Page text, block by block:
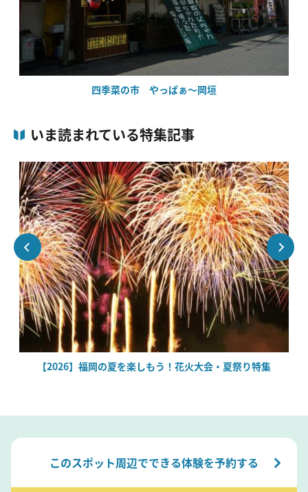
四季菜の市 やっぱぁ～岡垣
いま読まれている特集記事
【2026】福岡の夏を楽しもう！花火大会・夏祭り特集
このスポット周辺でできる体験を予約する